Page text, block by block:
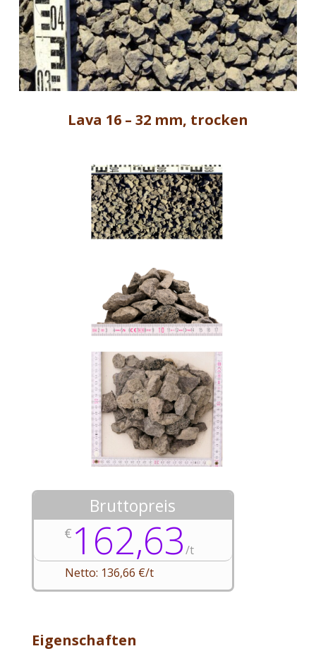
Lava 16 – 32 mm, trocken
Bruttopreis
€ 162,63/t
Netto: 136,66 €/t
Eigenschaften